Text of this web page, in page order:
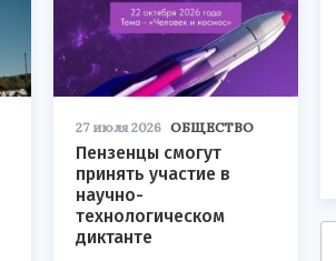
27 июля 2026 ОБЩЕСТВО
Пензенцы смогут
принять участие в
научно-
технологическом
диктанте